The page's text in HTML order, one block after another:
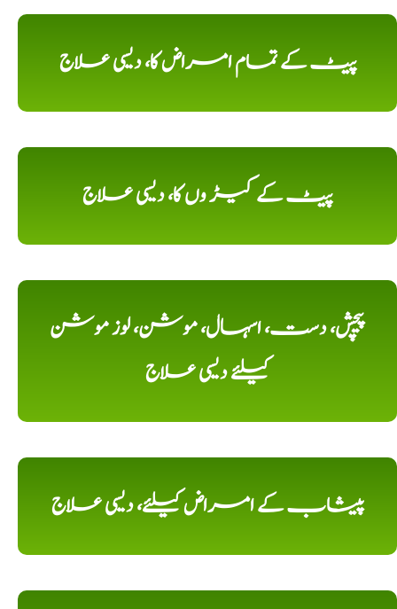
پیٹ کے تمام امراض کا، دیسی علاج
پیٹ کے کیڑ وں کا، دیسی علاج
پیچش، دست، اسہال، موشن، لوز موشن
کیلئے دیسی علاج
پیشاب کے امراض کیلئے، دیسی علاج